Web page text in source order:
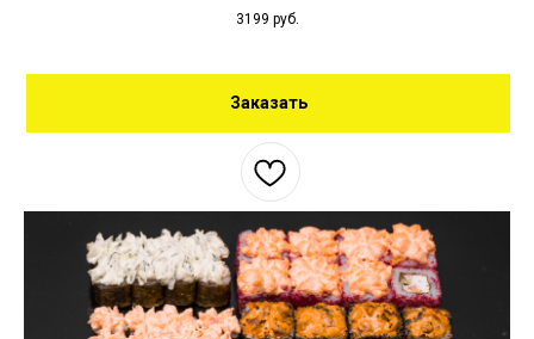
3199 руб.
Заказать